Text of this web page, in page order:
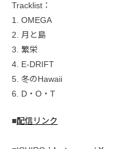
Tracklist：
1. OMEGA
2. 月と島
3. 繁栄
4. E-DRIFT
5. 冬のHawaii
6. D・O・T
■配信リンク